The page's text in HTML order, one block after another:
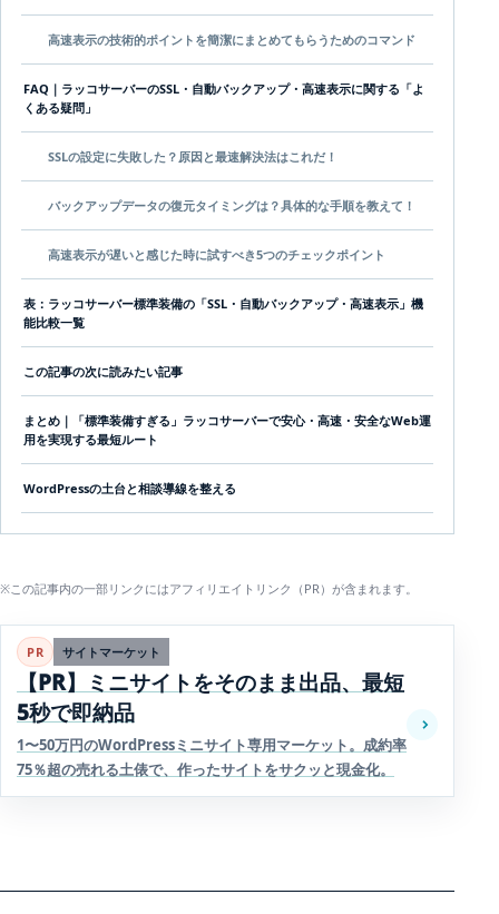
高速表示の技術的ポイントを簡潔にまとめてもらうためのコマンド
FAQ｜ラッコサーバーのSSL・自動バックアップ・高速表示に関する「よ
くある疑問」
SSLの設定に失敗した？原因と最速解決法はこれだ！
バックアップデータの復元タイミングは？具体的な手順を教えて！
高速表示が遅いと感じた時に試すべき5つのチェックポイント
表：ラッコサーバー標準装備の「SSL・自動バックアップ・高速表示」機
能比較一覧
この記事の次に読みたい記事
まとめ｜「標準装備すぎる」ラッコサーバーで安心・高速・安全なWeb運
用を実現する最短ルート
WordPressの土台と相談導線を整える
※この記事内の一部リンクにはアフィリエイトリンク（PR）が含まれます。
PR サイトマーケット
【PR】ミニサイトをそのまま出品、最短
5秒で即納品
1〜50万円のWordPressミニサイト専用マーケット。成約率
75％超の売れる土俵で、作ったサイトをサクッと現金化。